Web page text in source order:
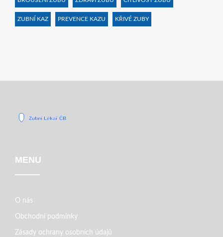
ZUBNÍ KAZ PREVENCE KAZU KŘIVÉ ZUBY
MENU
O nás
Obchodní podmínky
Zásady ochrany osobních údajů